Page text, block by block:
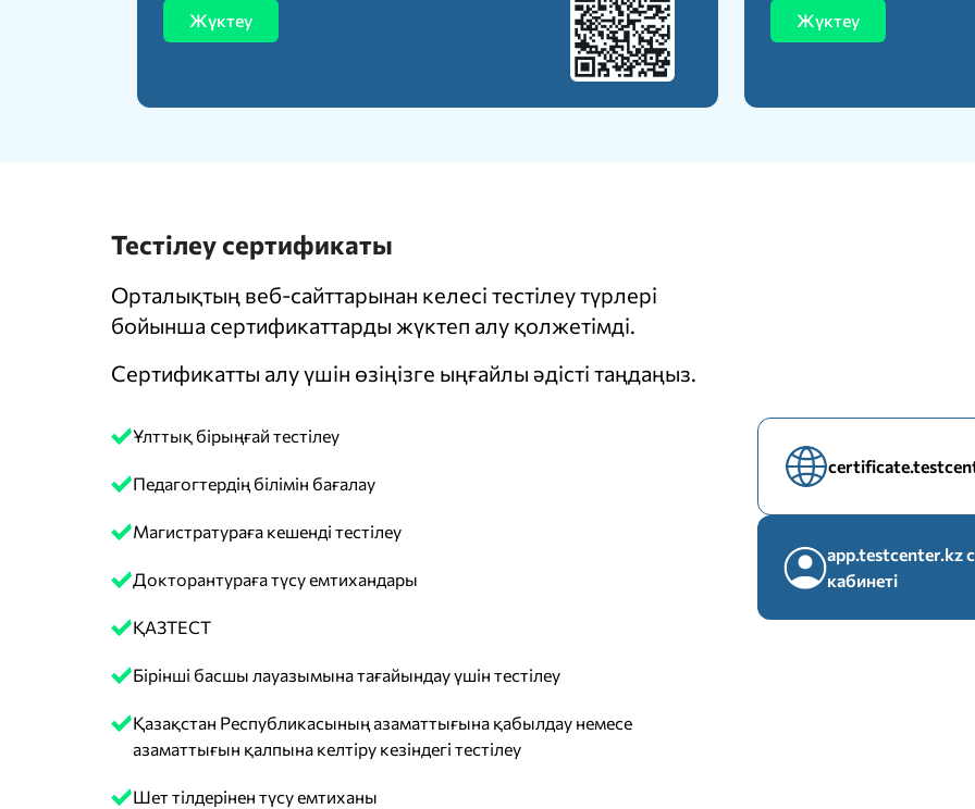
Жүктеу Жүктеу
Тестілеу сертификаты
Орталықтың веб-сайттарынан келесі тестілеу түрлері
бойынша сертификаттарды жүктеп алу қолжетімді.
Сертификатты алу үшін өзіңізге ыңғайлы әдісті таңдаңыз.
Ұлттық бірыңғай тестілеу
Педагогтердің білімін бағалау
Магистратураға кешенді тестілеу
Докторантураға түсу емтихандары
ҚАЗТЕСТ
Бірінші басшы лауазымына тағайындау үшін тестілеу
Қазақстан Республикасының азаматтығына қабылдау немесе
азаматтығын қалпына келтіру кезіндегі тестілеу
Шет тілдерінен түсу емтиханы
app.testcenter.kz
кабинеті